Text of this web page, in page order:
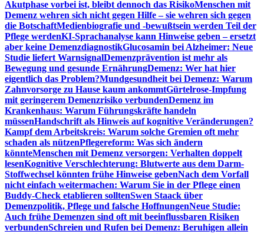
Akutphase vorbei ist, bleibt dennoch das RisikoMenschen mit
Demenz wehren sich nicht gegen Hilfe – sie wehren sich gegen
die BotschaftMedienbiografie und -bewußtsein werden Teil der
Pflege werdenKI-Sprachanalyse kann Hinweise geben – ersetzt
aber keine DemenzdiagnostikGlucosamin bei Alzheimer: Neue
Studie liefert WarnsignalDemenzprävention ist mehr als
Bewegung und gesunde ErnährungDemenz: Wer hat hier
eigentlich das Problem?Mundgesundheit bei Demenz: Warum
Zahnvorsorge zu Hause kaum ankommtGürtelrose-Impfung
mit geringerem Demenzrisiko verbundenDemenz im
Krankenhaus: Warum Führungskräfte handeln
müssenHandschrift als Hinweis auf kognitive Veränderungen?
Kampf dem Arbeitskreis: Warum solche Gremien oft mehr
schaden als nützenPflegereform: Was sich ändern
könnteMenschen mit Demenz versorgen: Verhalten doppelt
lesenKognitive Verschlechterung: Blutwerte aus dem Darm-
Stoffwechsel könnten frühe Hinweise gebenNach dem Vorfall
nicht einfach weitermachen: Warum Sie in der Pflege einen
Buddy-Check etablieren solltenSwen Staack über
Demenzpolitik, Pflege und falsche HoffnungenNeue Studie:
Auch frühe Demenzen sind oft mit beeinflussbaren Risiken
verbundenSchreien und Rufen bei Demenz: Beruhigen allein